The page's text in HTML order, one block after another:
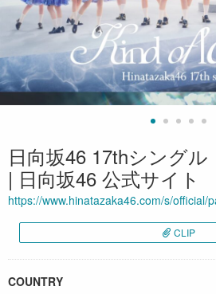
日向坂46 17thシングル
| 日向坂46 公式サイト
https://www.hinatazaka46.com/s/official/
CLIP
COUNTRY